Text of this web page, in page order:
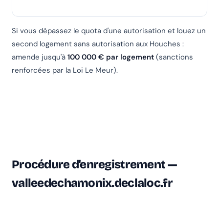
Si vous dépassez le quota d'une autorisation et louez un
second logement sans autorisation aux Houches :
amende jusqu'à 100 000 € par logement (sanctions
renforcées par la Loi Le Meur).
Procédure d'enregistrement —
valleedechamonix.declaloc.fr